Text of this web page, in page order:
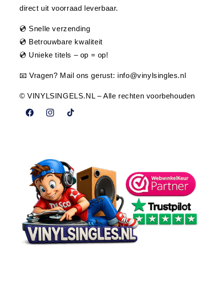
direct uit voorraad leverbaar.
💿 Snelle verzending
💿 Betrouwbare kwaliteit
💿 Unieke titels – op = op!
📧 Vragen? Mail ons gerust: info@vinylsingles.nl
© VINYLSINGELS.NL – Alle rechten voorbehouden
FacebookInstagramTikTok